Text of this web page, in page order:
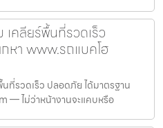
เคลียร์พื้นที่รวดเร็ว
หา www.รถแบคโฮ
ที่รวดเร็ว ปลอดภัย ได้มาตรฐาน
— ไม่ว่าหน้างานจะแคบหรือ